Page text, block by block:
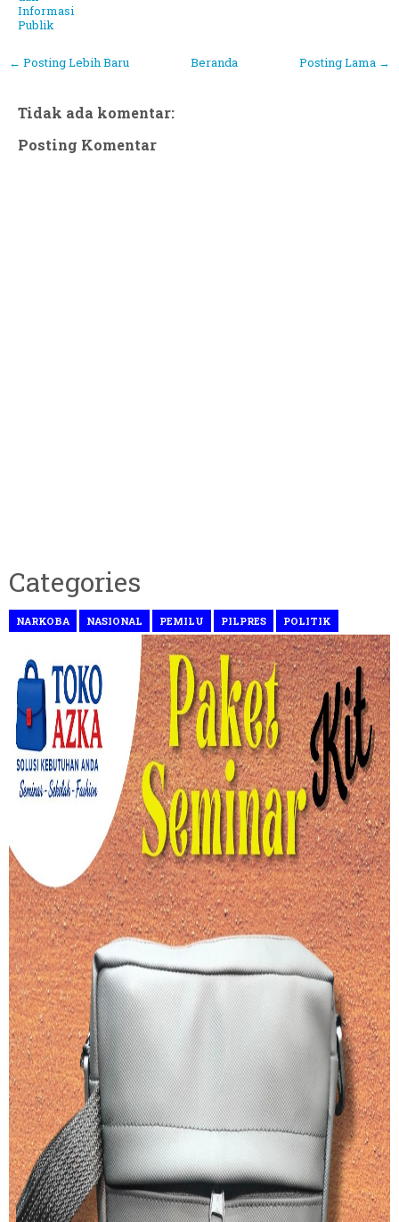
Informasi
Publik
← Posting Lebih Baru Posting Lama →
Beranda
Tidak ada komentar:
Posting Komentar
Categories
NARKOBA NASIONAL PEMILU PILPRES POLITIK